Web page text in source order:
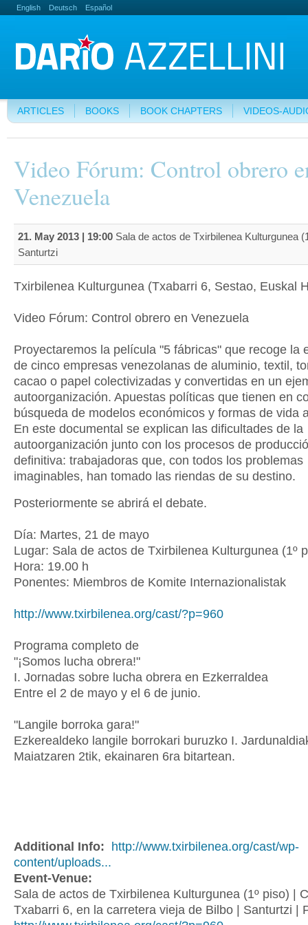
English Deutsch Español
ARTICLES BOOKS BOOK CHAPTERS VIDEOS-
Video Fórum: Control obrero
Venezuela
21. May 2013 | 19:00 Sala de actos de Txirbilenea Kulturgunea
Santurtzi
Txirbilenea Kulturgunea (Txabarri 6, Sestao, Euskal
Video Fórum: Control obrero en Venezuela
Proyectaremos la película "5 fábricas" que recoge la
de cinco empresas venezolanas de aluminio, textil,
cacao o papel colectivizadas y convertidas en un
autoorganización. Apuestas políticas que tienen en
búsqueda de modelos económicos y formas de vida
En este documental se explican las dificultades de la
autoorganización junto con los procesos de
definitiva: trabajadoras que, con todos los problemas
imaginables, han tomado las riendas de su destino.
Posteriormente se abrirá el debate.
Día: Martes, 21 de mayo
Lugar: Sala de actos de Txirbilenea Kulturgunea (1º
Hora: 19.00 h
Ponentes: Miembros de Komite Internazionalistak
http://www.txirbilenea.org/cast/?p=960
Programa completo de
"¡Somos lucha obrera!"
I. Jornadas sobre lucha obrera en Ezkerraldea
Entre el 2 de mayo y el 6 de junio.
"Langile borroka gara!"
Ezkerealdeko langile borrokari buruzko I.
Maiatzaren 2tik, ekainaren 6ra bitartean.
Additional Info:
http://www.txirbilenea.org/cast/wp-
content/uploads...
Event-Venue:
Sala de actos de Txirbilenea Kulturgunea (1º piso) |
Txabarri 6, en la carretera vieja de Bilbo | Santurtzi |